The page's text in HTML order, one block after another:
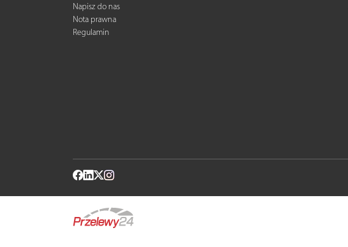
Napisz do nas
Nota prawna
Regulamin